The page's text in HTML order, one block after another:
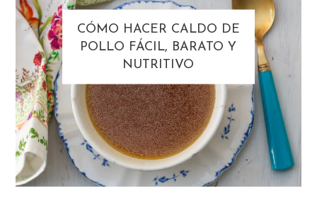
CÓMO HACER CALDO DE
POLLO FÁCIL, BARATO Y
NUTRITIVO